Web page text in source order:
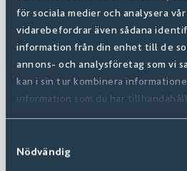
för sociala medier och analysera
vidarebefordrar även sådana
information från din enhet till de
annons- och analysföretag som vi
kan i sin tur kombinera
information som du har
samlat in när du har använt deras
Nödvändig